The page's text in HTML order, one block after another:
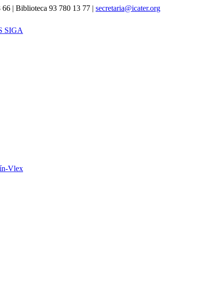
| Biblioteca 93 780 13 77 | secretaria@icater.org
SIGA
Vlex